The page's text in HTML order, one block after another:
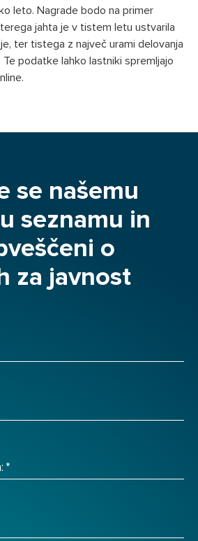
leto. Nagrade bodo na primer
jahta je v tistem letu ustvarila
ter tistega z največ urami delovanja
podatke lahko lastniki spremljajo
se našemu
seznamu in
o
za javnost
*